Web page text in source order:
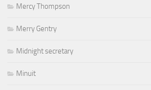
Mercy Thompson
Merry Gentry
Midnight secretary
Minuit